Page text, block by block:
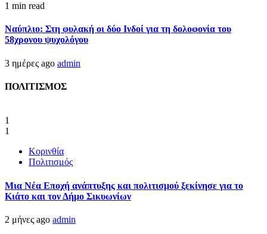
1 min read
Ναύπλιο: Στη φυλακή οι δύο Ινδοί για τη δολοφονία του
58χρονου ψυχολόγου
3 ημέρες ago admin
ΠΟΛΙΤΙΣΜΟΣ
1
1
Κορινθία
Πολιτισμός
Μια Νέα Εποχή ανάπτυξης και πολιτισμού ξεκίνησε για το
Κιάτο και τον Δήμο Σικυωνίων
2 μήνες ago admin